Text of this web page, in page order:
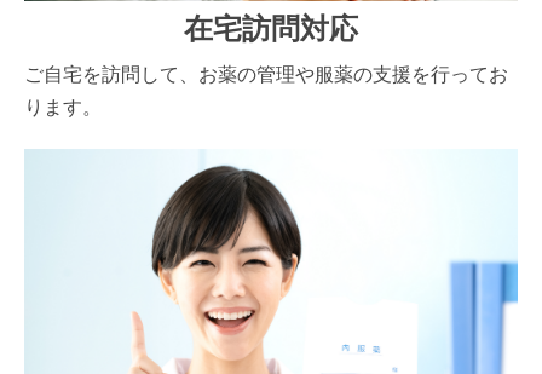
在宅訪問対応
ご自宅を訪問して、お薬の管理や服薬の支援を行ってお
ります。